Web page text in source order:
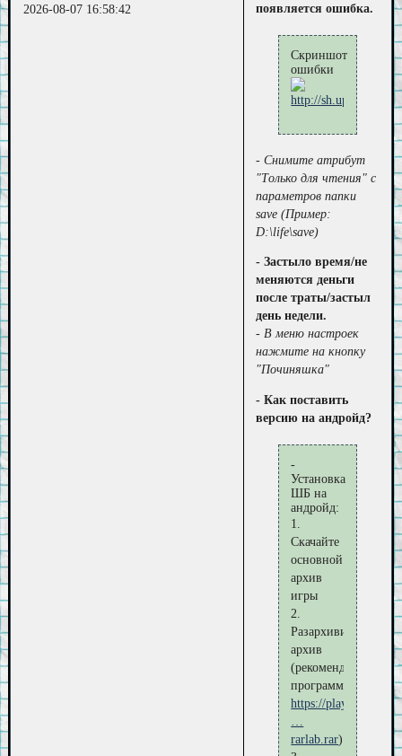
2026-08-07 16:58:42
появляется ошибка.
Скриншот
ошибки
- Снимите атрибут
"Только для чтения" с
параметров папки
save (Пример:
D:\life\save)
- Застыло время/не
меняются деньги
после траты/застыл
день недели.
- В меню настроек
нажмите на кнопку
"Починяшка"
- Как поставить
версию на андройд?
-
Установка
ШБ на
андройд:
1.
Скачайте
основной
архив
игры
2.
Разархивируйте
архив
(рекомендуемая
программа:
https://
rarlab.rar)